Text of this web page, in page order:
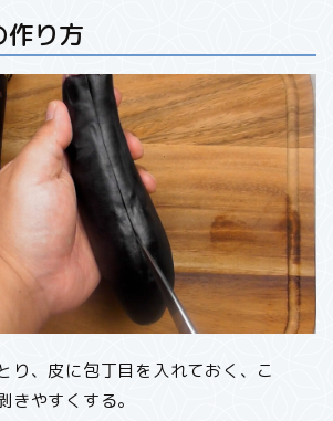
り方
り、皮に包丁目を入れておく、こ
きやすくする。